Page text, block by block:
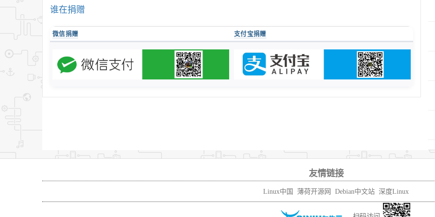
谁在捐赠
微信捐赠 支付宝捐赠
友情链接
Linux中国 薄荷开源网 Debian中文站 深度Linux